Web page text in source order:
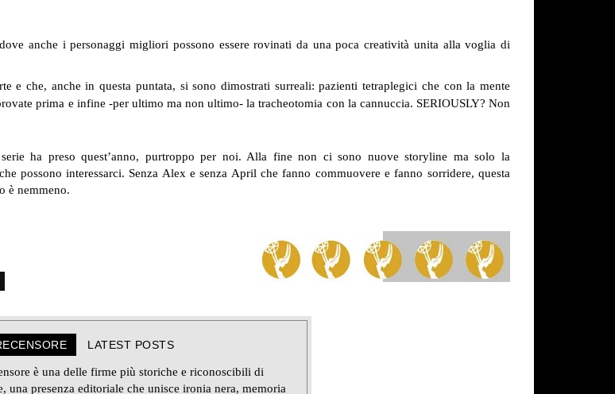
anche i personaggi migliori possono essere rovinati da una poca creatività unita alla voglia di
e che, anche in questa puntata, si sono dimostrati surreali: pazienti tetraplegici che con la mente
prima e infine -per ultimo ma non ultimo- la tracheotomia con la cannuccia. SERIOUSLY? Non
ha preso quest’anno, purtroppo per noi. Alla fine non ci sono nuove storyline ma solo la
possono interessarci. Senza Alex e senza April che fanno commuovere e fanno sorridere, questa
è nemmeno.
LATEST POSTS
è una delle firme più storiche e riconoscibili di
una presenza editoriale che unisce ironia nera, memoria